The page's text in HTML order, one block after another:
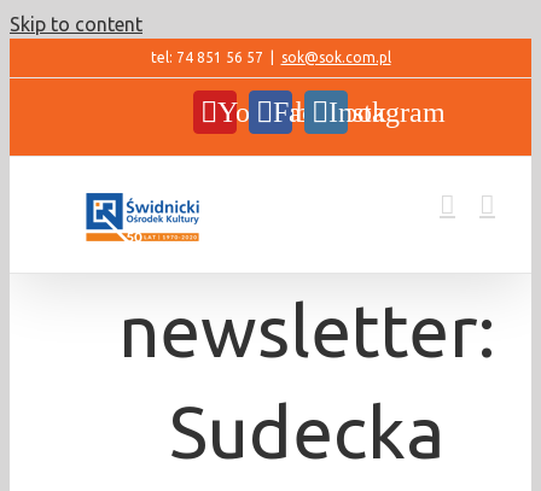
Skip to content
tel: 74 851 56 57 sok@sok.com.pl
YouTubeFacebookInstagram
newsletter:
Sudecka